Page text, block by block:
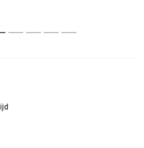
2 3 4 5